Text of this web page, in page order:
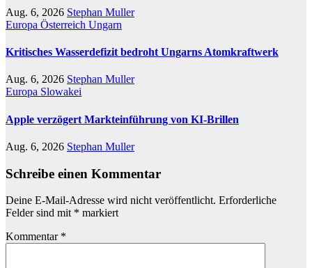
Aug. 6, 2026 Stephan Muller
Europa Österreich Ungarn
Kritisches Wasserdefizit bedroht Ungarns Atomkraftwerk
Aug. 6, 2026 Stephan Muller
Europa Slowakei
Apple verzögert Markteinführung von KI-Brillen
Aug. 6, 2026 Stephan Muller
Schreibe einen Kommentar
Deine E-Mail-Adresse wird nicht veröffentlicht. Erforderliche
Felder sind mit * markiert
Kommentar *